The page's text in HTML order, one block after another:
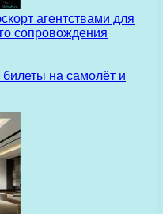
агентствами для
сопровождения
на самолёт и